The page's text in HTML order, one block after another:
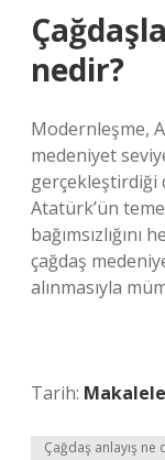
nedir?
Modernleşme,
medeniyet
gerçekleştirdiği
Atatürk’ün
çağdaş
alınmasıyla
Tarih:
Çağdaş anlayış ne